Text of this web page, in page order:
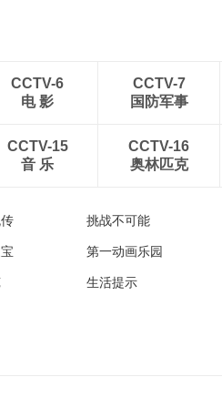
CCTV-6
电 影
CCTV-7
国防军事
CCTV-15
音 乐
CCTV-16
奥林匹克
挑战不可能
第一动画乐园
生活提示